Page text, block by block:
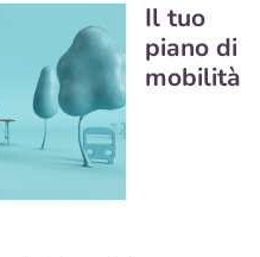
Il tuo
piano di
mobilità